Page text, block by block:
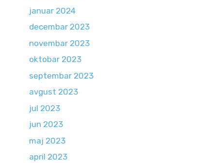
januar 2024
decembar 2023
novembar 2023
oktobar 2023
septembar 2023
avgust 2023
jul 2023
jun 2023
maj 2023
april 2023